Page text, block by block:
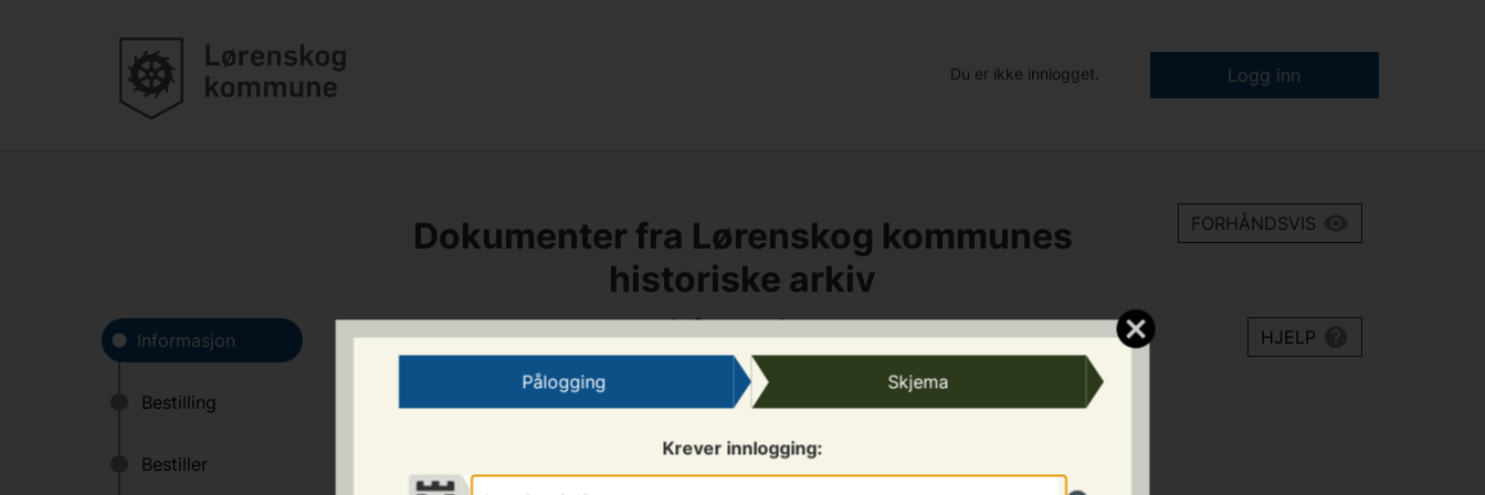
Pålogging Skjema
Krever innlogging:
Du er ikke innlogget. Logg inn
FORHÅNDSVIS
Dokumenter fra Lørenskog kommunes
historiske arkiv
Informasjon
Når kommunen har mottatt ditt krav om innsyn i henhold til personopplysningloven skal
kommunen gi svar uten ubegrunnet opphold og senest innenfor 30 dager. Til informasjon vil
I henhold tilny personopplysningslov
som trådde i kraft 20. juli 2018 er den generelle retten
HJELP